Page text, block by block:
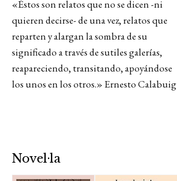
«Éstos son relatos que no se dicen -ni
quieren decirse- de una vez, relatos que
reparten y alargan la sombra de su
significado a través de sutiles galerías,
reapareciendo, transitando, apoyándose
los unos en los otros.» Ernesto Calabuig
Novel·la